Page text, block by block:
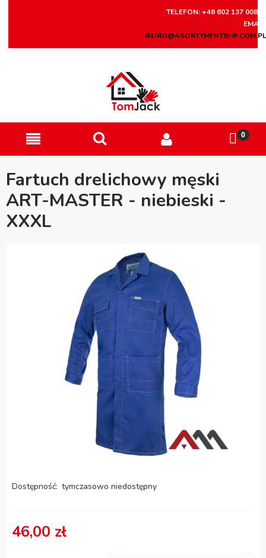
TELEFON: +48 602 137 008
EMAIL:
BIURO@ASORTYMENTBHP.COM.PL
Fartuch drelichowy męski
ART-MASTER - niebieski -
XXXL
Dostępność: tymczasowo niedostępny
46,00 zł